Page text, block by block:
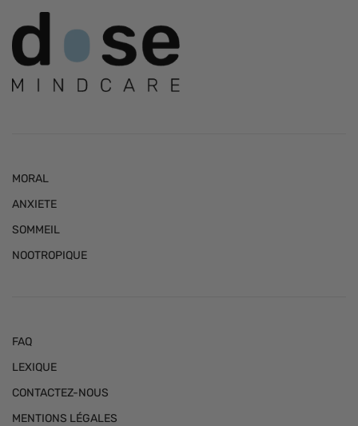
MORAL
ANXIETE
SOMMEIL
NOOTROPIQUE
FAQ
LEXIQUE
CONTACTEZ-NOUS
MENTIONS LÉGALES